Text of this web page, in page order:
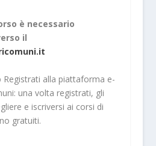
è necessario
il
Registrati alla piattaforma e-
una volta registrati, gli
e iscriversi ai corsi di
gratuiti.